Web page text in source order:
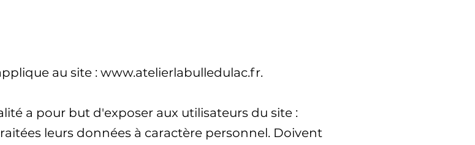
au site : www.atelierlabulledulac.fr.
a pour but d'exposer aux utilisateurs du site :
leurs données à caractère personnel. Doivent